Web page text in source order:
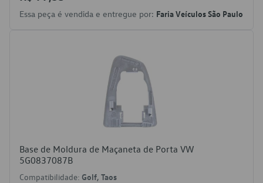
Essa peça é vendida e entregue por: Faria Veículos São Paulo
Base de Moldura de Maçaneta de Porta VW
5G0837087B
Compatibilidade: Golf, Taos